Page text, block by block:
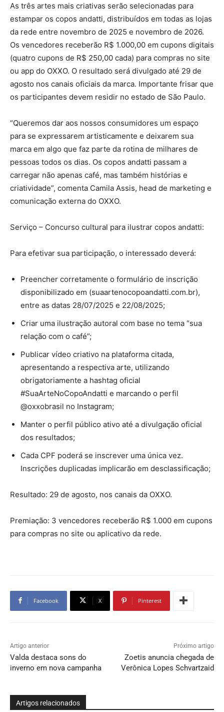
As três artes mais criativas serão selecionadas para
estampar os copos andatti, distribuídos em todas as lojas
da rede entre novembro de 2025 e novembro de 2026.
Os vencedores receberão R$ 1.000,00 em cupons digitais
(quatro cupons de R$ 250,00 cada) para compras no site
ou app do OXXO. O resultado será divulgado até 29 de
agosto nos canais oficiais da marca. Importante frisar que
os participantes devem residir no estado de São Paulo.
“Queremos dar aos nossos consumidores um espaço
para se expressarem artisticamente e deixarem sua
marca em algo que faz parte da rotina de milhares de
pessoas todos os dias. Os copos andatti passam a
carregar não apenas café, mas também histórias e
criatividade”, comenta Camila Assis, head de marketing e
comunicação externa do OXXO.
Serviço – Concurso cultural para ilustrar copos andatti:
Para efetivar sua participação, o interessado deverá:
Preencher corretamente o formulário de inscrição
disponibilizado em (suaartenocopoandatti.com.br),
entre as datas 28/07/2025 e 22/08/2025;
Criar uma ilustração autoral com base no tema “sua
relação com o café”;
Publicar vídeo criativo na plataforma citada,
apresentando a respectiva arte, utilizando
obrigatoriamente a hashtag oficial
#SuaArteNoCopoAndatti e marcando o perfil
@oxxobrasil no Instagram;
Manter o perfil público ativo até a divulgação oficial
dos resultados;
Cada CPF poderá se inscrever uma única vez.
Inscrições duplicadas implicarão em desclassificação;
Resultado: 29 de agosto, nos canais da OXXO.
Premiação: 3 vencedores receberão R$ 1.000 em cupons
para compras no site ou aplicativo da rede.
Facebook X Pinterest
Artigo anterior
Valda destaca sons do
inverno em nova campanha
Próximo artigo
Zoetis anuncia chegada de
Verônica Lopes Schvartzaid
Artigos relacionados